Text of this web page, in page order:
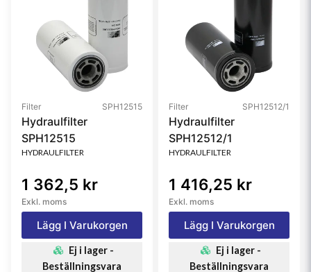
Filter SPH12515
Hydraulfilter
SPH12515
HYDRAULFILTER
1 362,5 kr
Exkl. moms
Lägg I Varukorgen
Ej i lager -
Beställningsvara
Filter SPH12512/1
Hydraulfilter
SPH12512/1
HYDRAULFILTER
1 416,25 kr
Exkl. moms
Lägg I Varukorgen
Ej i lager -
Beställningsvara